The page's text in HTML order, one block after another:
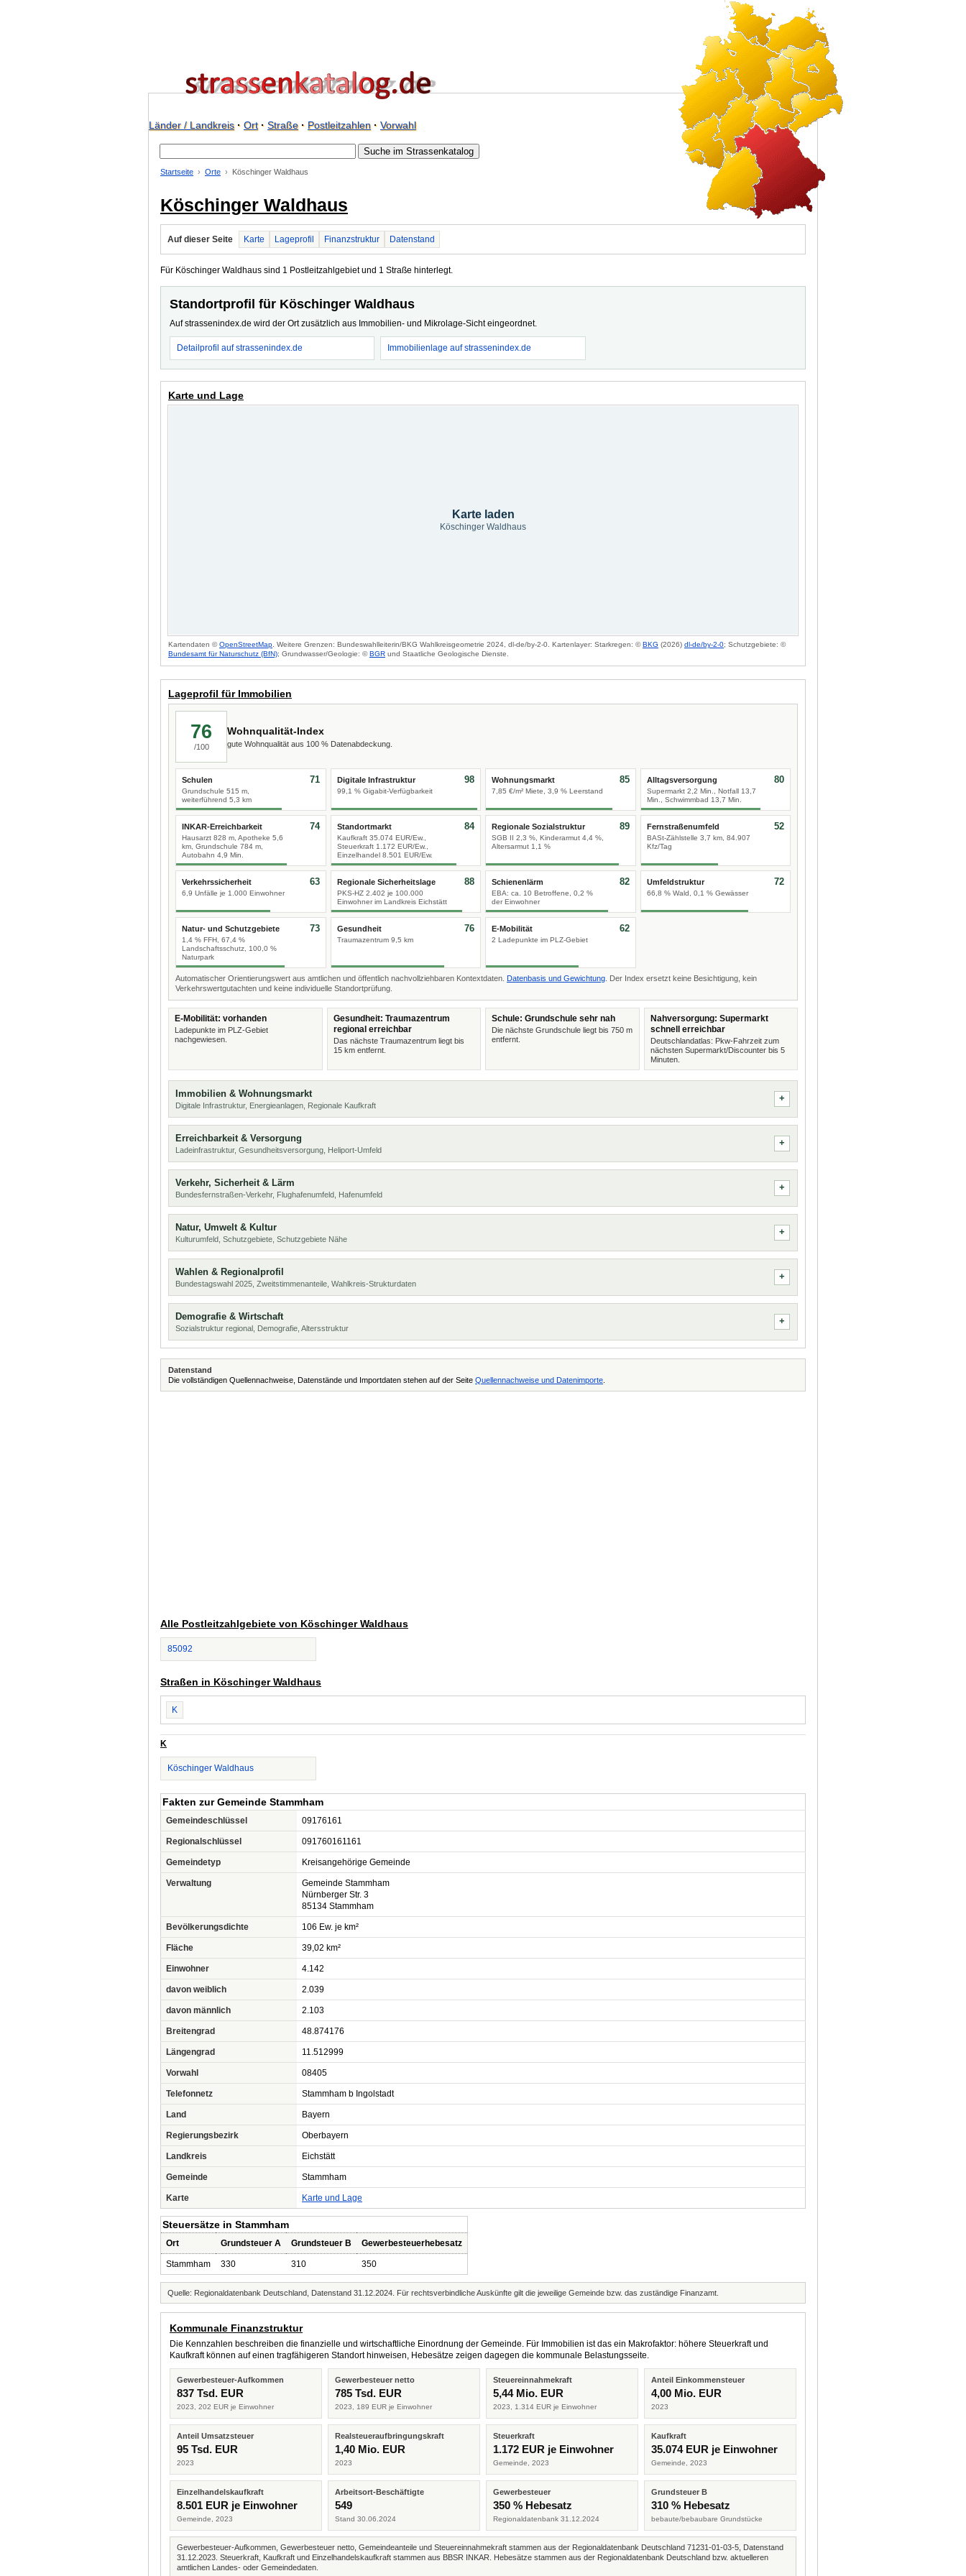
Länder / Landkreis· Ort· Straße· Postleitzahlen· Vorwahl
Startseite Orte Köschinger Waldhaus
Köschinger Waldhaus
Auf dieser Seite Karte Lageprofil Finanzstruktur Datenstand
Für Köschinger Waldhaus sind 1 Postleitzahlgebiet und 1 Straße hinterlegt.
Standortprofil für Köschinger Waldhaus
Auf strassenindex.de wird der Ort zusätzlich aus Immobilien- und Mikrolage-Sicht eingeordnet.
Detailprofil auf strassenindex.de Immobilienlage auf strassenindex.de
Karte und Lage
Karte laden
Köschinger Waldhaus
Kartendaten ©OpenStreetMap . Weitere Grenzen: Bundeswahlleiterin/BKG Wahlkreisgeometrie 2024, dl-de/by-2-0. Kartenlayer: Starkregen: ©BKG (2026) dl-de/by-2-0; Schutzgebiete: ©
Bundesamt für Naturschutz (BfN); Grundwasser/Geologie: ©BGR und Staatliche Geologische Dienste.
Lageprofil für Immobilien
76
/100
Wohnqualität-Index
gute Wohnqualität aus 100 % Datenabdeckung.
Schulen
Grundschule 515 m,
weiterführend 5,3 km
71 Digitale Infrastruktur
99,1 % Gigabit-Verfügbarkeit
98 Wohnungsmarkt
7,85 €/m² Miete, 3,9 % Leerstand
85 Alltagsversorgung
Supermarkt 2,2 Min., Notfall 13,7
Min., Schwimmbad 13,7 Min.
80
INKAR-Erreichbarkeit
Hausarzt 828 m, Apotheke 5,6
km, Grundschule 784 m,
Autobahn 4,9 Min.
74 Standortmarkt
Kaufkraft 35.074 EUR/Ew.,
Steuerkraft 1.172 EUR/Ew.,
Einzelhandel 8.501 EUR/Ew.
84 Regionale Sozialstruktur
SGB II 2,3 %, Kinderarmut 4,4 %,
Altersarmut 1,1 %
89 Fernstraßenumfeld
BASt-Zählstelle 3,7 km, 84.907
Kfz/Tag
52
Verkehrssicherheit
6,9 Unfälle je 1.000 Einwohner
63 Regionale Sicherheitslage
PKS-HZ 2.402 je 100.000
Einwohner im Landkreis Eichstätt
88 Schienenlärm
EBA: ca. 10 Betroffene, 0,2 %
der Einwohner
82 Umfeldstruktur
66,8 % Wald, 0,1 % Gewässer
72
Natur- und Schutzgebiete
1,4 % FFH, 67,4 %
Landschaftsschutz, 100,0 %
Naturpark
73 Gesundheit
Traumazentrum 9,5 km
76 E-Mobilität
2 Ladepunkte im PLZ-Gebiet
62
Automatischer Orientierungswert aus amtlichen und öffentlich nachvollziehbaren Kontextdaten. Datenbasis und Gewichtung . Der Index ersetzt keine Besichtigung, kein
Verkehrswertgutachten und keine individuelle Standortprüfung.
E-Mobilität: vorhanden
Ladepunkte im PLZ-Gebiet
nachgewiesen.
Gesundheit: Traumazentrum
regional erreichbar
Das nächste Traumazentrum liegt bis
15 km entfernt.
Schule: Grundschule sehr nah
Die nächste Grundschule liegt bis 750 m
entfernt.
Nahversorgung: Supermarkt
schnell erreichbar
Deutschlandatlas: Pkw-Fahrzeit zum
nächsten Supermarkt/Discounter bis 5
Minuten.
Immobilien & Wohnungsmarkt
Digitale Infrastruktur, Energieanlagen, Regionale Kaufkraft
Erreichbarkeit & Versorgung
Ladeinfrastruktur, Gesundheitsversorgung, Heliport-Umfeld
Verkehr, Sicherheit & Lärm
Bundesfernstraßen-Verkehr, Flughafenumfeld, Hafenumfeld
Natur, Umwelt & Kultur
Kulturumfeld, Schutzgebiete, Schutzgebiete Nähe
Wahlen & Regionalprofil
Bundestagswahl 2025, Zweitstimmenanteile, Wahlkreis-Strukturdaten
Demografie & Wirtschaft
Sozialstruktur regional, Demografie, Altersstruktur
Datenstand
Die vollständigen Quellennachweise, Datenstände und Importdaten stehen auf der Seite Quellennachweise und Datenimporte
Alle Postleitzahlgebiete von Köschinger Waldhaus
85092
Straßen in Köschinger Waldhaus
K
K
Köschinger Waldhaus
Fakten zur Gemeinde Stammham
Gemeindeschlüssel 09176161
Regionalschlüssel 091760161161
Gemeindetyp Kreisangehörige Gemeinde
Verwaltung
Gemeinde Stammham
Nürnberger Str. 3
85134 Stammham
Bevölkerungsdichte 106 Ew. je km²
Fläche 39,02 km²
Einwohner 4.142
davon weiblich 2.039
davon männlich 2.103
Breitengrad 48.874176
Längengrad 11.512999
Vorwahl 08405
Telefonnetz Stammham b Ingolstadt
Land Bayern
Regierungsbezirk Oberbayern
Landkreis Eichstätt
Gemeinde Stammham
Karte Karte und Lage
Steuersätze in Stammham
Ort Grundsteuer A Grundsteuer B Gewerbesteuerhebesatz
Stammham 330 310 350
Quelle: Regionaldatenbank Deutschland, Datenstand 31.12.2024. Für rechtsverbindliche Auskünfte gilt die jeweilige Gemeinde bzw. das zuständige Finanzamt.
Kommunale Finanzstruktur
Die Kennzahlen beschreiben die finanzielle und wirtschaftliche Einordnung der Gemeinde. Für Immobilien ist das ein Makrofaktor: höhere Steuerkraft und
Kaufkraft können auf einen tragfähigeren Standort hinweisen, Hebesätze zeigen dagegen die kommunale Belastungsseite.
Gewerbesteuer-Aufkommen
837 Tsd. EUR
2023, 202 EUR je Einwohner
Gewerbesteuer netto
785 Tsd. EUR
2023, 189 EUR je Einwohner
Steuereinnahmekraft
5,44 Mio. EUR
2023, 1.314 EUR je Einwohner
Anteil Einkommensteuer
4,00 Mio. EUR
2023
Anteil Umsatzsteuer
95 Tsd. EUR
2023
Realsteueraufbringungskraft
1,40 Mio. EUR
2023
Steuerkraft
1.172 EUR je Einwohner
Gemeinde, 2023
Kaufkraft
35.074 EUR je Einwohner
Gemeinde, 2023
Einzelhandelskaufkraft
8.501 EUR je Einwohner
Gemeinde, 2023
Arbeitsort-Beschäftigte
549
Stand 30.06.2024
Gewerbesteuer
350 % Hebesatz
Regionaldatenbank 31.12.2024
Grundsteuer B
310 % Hebesatz
bebaute/bebaubare Grundstücke
Gewerbesteuer-Aufkommen, Gewerbesteuer netto, Gemeindeanteile und Steuereinnahmekraft stammen aus der Regionaldatenbank Deutschland 71231-01-03-5, Datenstand
31.12.2023. Steuerkraft, Kaufkraft und Einzelhandelskaufkraft stammen aus BBSR INKAR. Hebesätze stammen aus der Regionaldatenbank Deutschland bzw. aktuelleren
amtlichen Landes- oder Gemeindedaten.